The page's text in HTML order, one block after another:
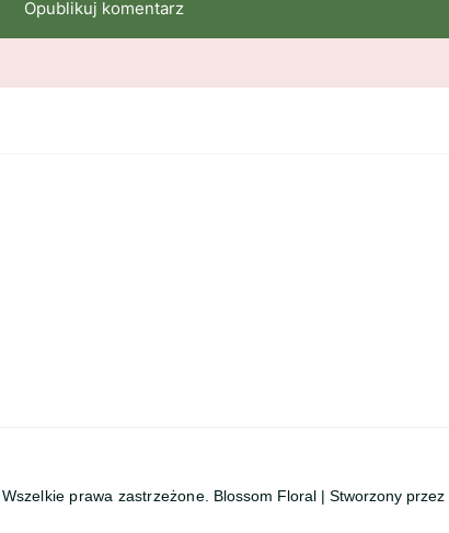
. Wszelkie prawa zastrzeżone. Blossom Floral | Stworzony przez